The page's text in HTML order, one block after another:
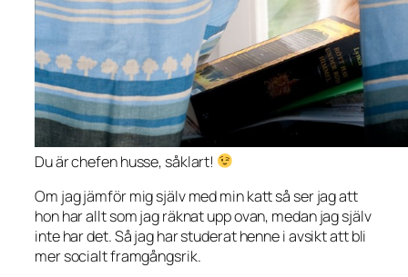
Du är chefen husse, såklart!
Om jag jämför mig själv med min katt så ser jag att
hon har allt som jag räknat upp ovan, medan jag själv
inte har det. Så jag har studerat henne i avsikt att bli
mer socialt framgångsrik.